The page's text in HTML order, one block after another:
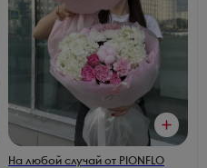
На любой случай от PIONFLO